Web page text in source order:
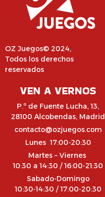
OZ Juegos© 2024,
Todos los derechos
reservados
VEN A VERNOS
P.º de Fuente Lucha, 13,
28100 Alcobendas, Madrid
contacto@ozjuegos.com
Lunes 17:00-20:30
Martes – Viernes
10:30 a 14:30 / 16:00-21:30
Sabado-Domingo
10:30-14:30 / 17:00-20:30